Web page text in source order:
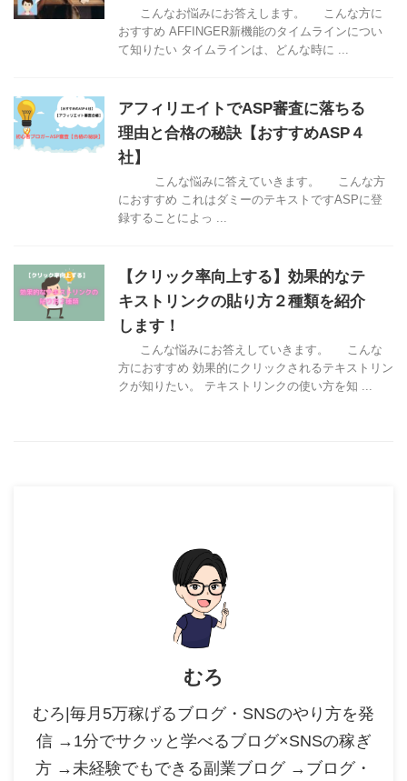
こんなお悩みにお答えします。 こんな方に
おすすめ AFFINGER新機能のタイムラインについ
て知りたい タイムラインは、どんな時に ...
アフィリエイトでASP審査に落ちる
理由と合格の秘訣【おすすめASP４
社】
こんな悩みに答えていきます。 こんな方
におすすめ これはダミーのテキストですASPに登
録することによっ ...
【クリック率向上する】効果的なテ
キストリンクの貼り方２種類を紹介
します！
こんな悩みにお答えしていきます。 こんな
方におすすめ 効果的にクリックされるテキストリン
クが知りたい。 テキストリンクの使い方を知 ...
むろ
むろ|毎月5万稼げるブログ・SNSのやり方を発
信 →1分でサクッと学べるブログ×SNSの稼ぎ
方 →未経験でもできる副業ブログ →ブログ・